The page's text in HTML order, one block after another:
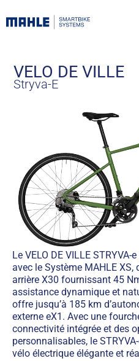
VELO DE VILLE
Stryva-E
Le VELO DE VILLE
avec le Système MAHLE
arrière X30 fournissant 45
assistance dynamique et
offre jusqu’à 185 km
externe eX1. Avec une
connectivité intégrée et des
personnalisables, le
vélo électrique élégante et